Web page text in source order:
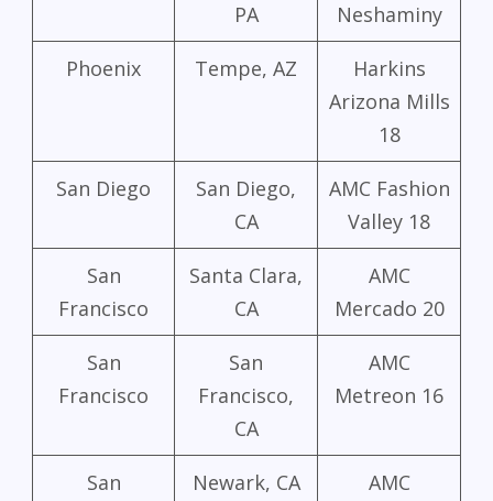
PA
Neshaminy
Phoenix Tempe, AZ
Harkins
Arizona Mills
18
San Diego
San Diego,
CA
AMC Fashion
Valley 18
San
Francisco
Santa Clara,
CA
AMC
Mercado 20
San
Francisco
San
Francisco,
CA
AMC
Metreon 16
San
Newark, CA
AMC